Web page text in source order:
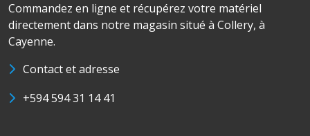
Commandez en ligne et récupérez votre matériel
directement dans notre magasin situé à Collery, à
Cayenne.
Contact et adresse
+594 594 31 14 41